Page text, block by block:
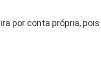
por conta própria,